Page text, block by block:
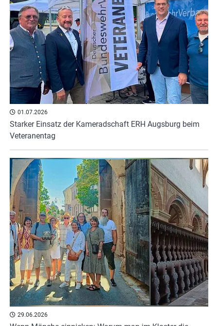
01.07.2026
Starker Einsatz der Kameradschaft ERH Augsburg beim
Veteranentag
29.06.2026